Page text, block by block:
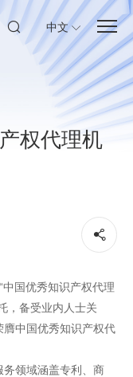
中文
权代理机
国优秀知识产权代理
，备受业内人士关
中国优秀知识产权代
领域涵盖专利、商